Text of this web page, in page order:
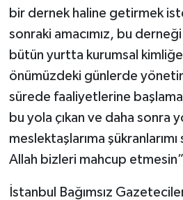
bir dernek haline getirmek
sonraki amacımız, bu
bütün yurtta kurumsal
önümüzdeki günlerde
sürede faaliyetlerine
bu yola çıkan ve daha sonra
meslektaşlarıma
Allah bizleri mahcup
İstanbul Bağımsız